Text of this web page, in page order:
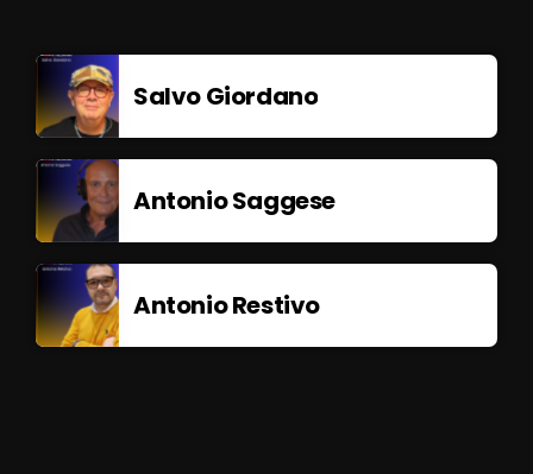
Salvo Giordano
Antonio Saggese
Antonio Restivo